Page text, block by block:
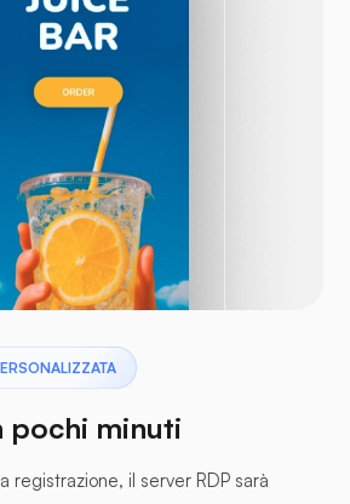
pochi minuti
registrazione, il server RDP sarà